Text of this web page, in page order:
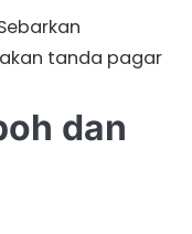
tanda pagar
dan